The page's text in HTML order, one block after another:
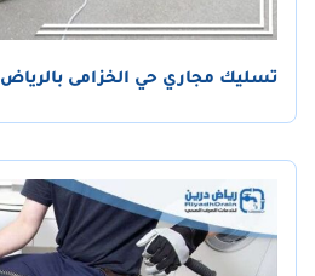
تسليك مجاري حي الخزامى بالرياض